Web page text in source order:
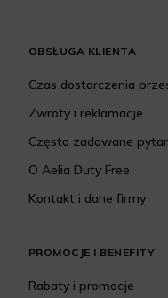
OBSŁUGA KLIENTA
Czas dostarczenia
Zwroty i reklamacje
Często zadawane
O Aelia Duty Free
Kontakt i dane firmy
PROMOCJE I BENEFITY
Rabaty i promocje